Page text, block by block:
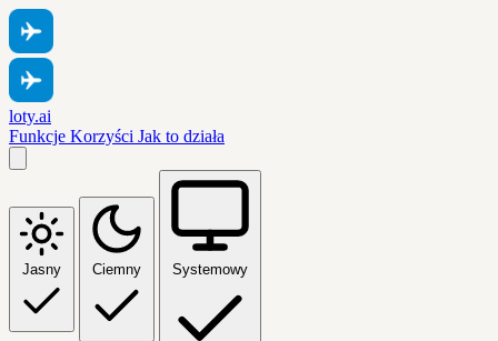
loty.ai
Funkcje Korzyści Jak to działa
Jasny Ciemny Systemowy